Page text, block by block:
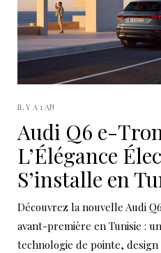
IL Y A 1 AN
Audi Q6 e-
L’Élégance
S’installe en
Découvrez la nouvelle Audi
avant-première en Tunisie :
technologie de pointe,